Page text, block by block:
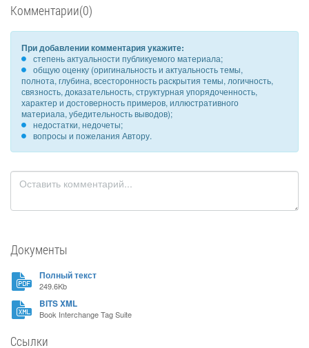
Комментарии(0)
При добавлении комментария укажите:
степень актуальности публикуемого материала;
общую оценку (оригинальность и актуальность темы,
полнота, глубина, всесторонность раскрытия темы, логичность,
связность, доказательность, структурная упорядоченность,
характер и достоверность примеров, иллюстративного
материала, убедительность выводов);
недостатки, недочеты;
вопросы и пожелания Автору.
Документы
Полный текст
249.6Kb
BITS XML
Book Interchange Tag Suite
Ссылки